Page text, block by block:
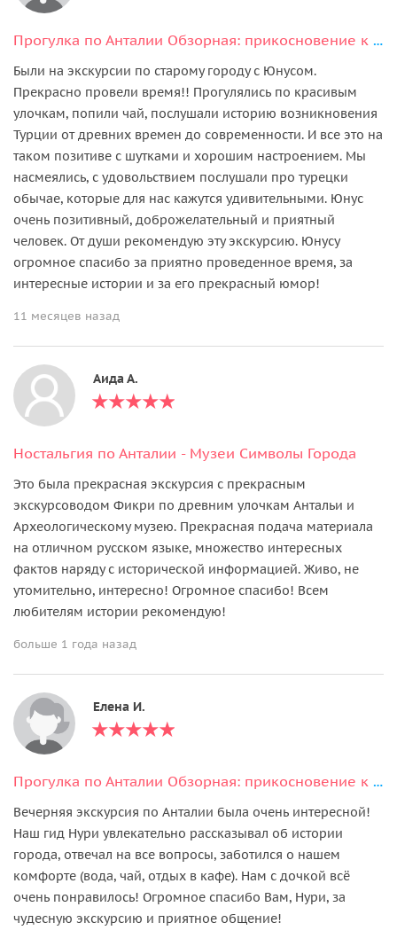
Прогулка по Анталии Обзорная: прикосновение к великой истории
Были на экскурсии по старому городу с Юнусом.
Прекрасно провели время!! Прогулялись по красивым
улочкам, попили чай, послушали историю возникновения
Турции от древних времен до современности. И все это на
таком позитиве с шутками и хорошим настроением. Мы
насмеялись, с удовольствием послушали про турецки
обычае, которые для нас кажутся удивительными. Юнус
очень позитивный, доброжелательный и приятный
человек. От души рекомендую эту экскурсию. Юнусу
огромное спасибо за приятно проведенное время, за
интересные истории и за его прекрасный юмор!
11 месяцев назад
Аида А.
Ностальгия по Анталии - Музеи Символы Города
Это была прекрасная экскурсия с прекрасным
экскурсоводом Фикри по древним улочкам Антальи и
Археологическому музею. Прекрасная подача материала
на отличном русском языке, множество интересных
фактов наряду с исторической информацией. Живо, не
утомительно, интересно! Огромное спасибо! Всем
любителям истории рекомендую!
больше 1 года назад
Елена И.
Прогулка по Анталии Обзорная: прикосновение к великой истории
Вечерняя экскурсия по Анталии была очень интересной!
Наш гид Нури увлекательно рассказывал об истории
города, отвечал на все вопросы, заботился о нашем
комфорте (вода, чай, отдых в кафе). Нам с дочкой всё
очень понравилось! Огромное спасибо Вам, Нури, за
чудесную экскурсию и приятное общение!